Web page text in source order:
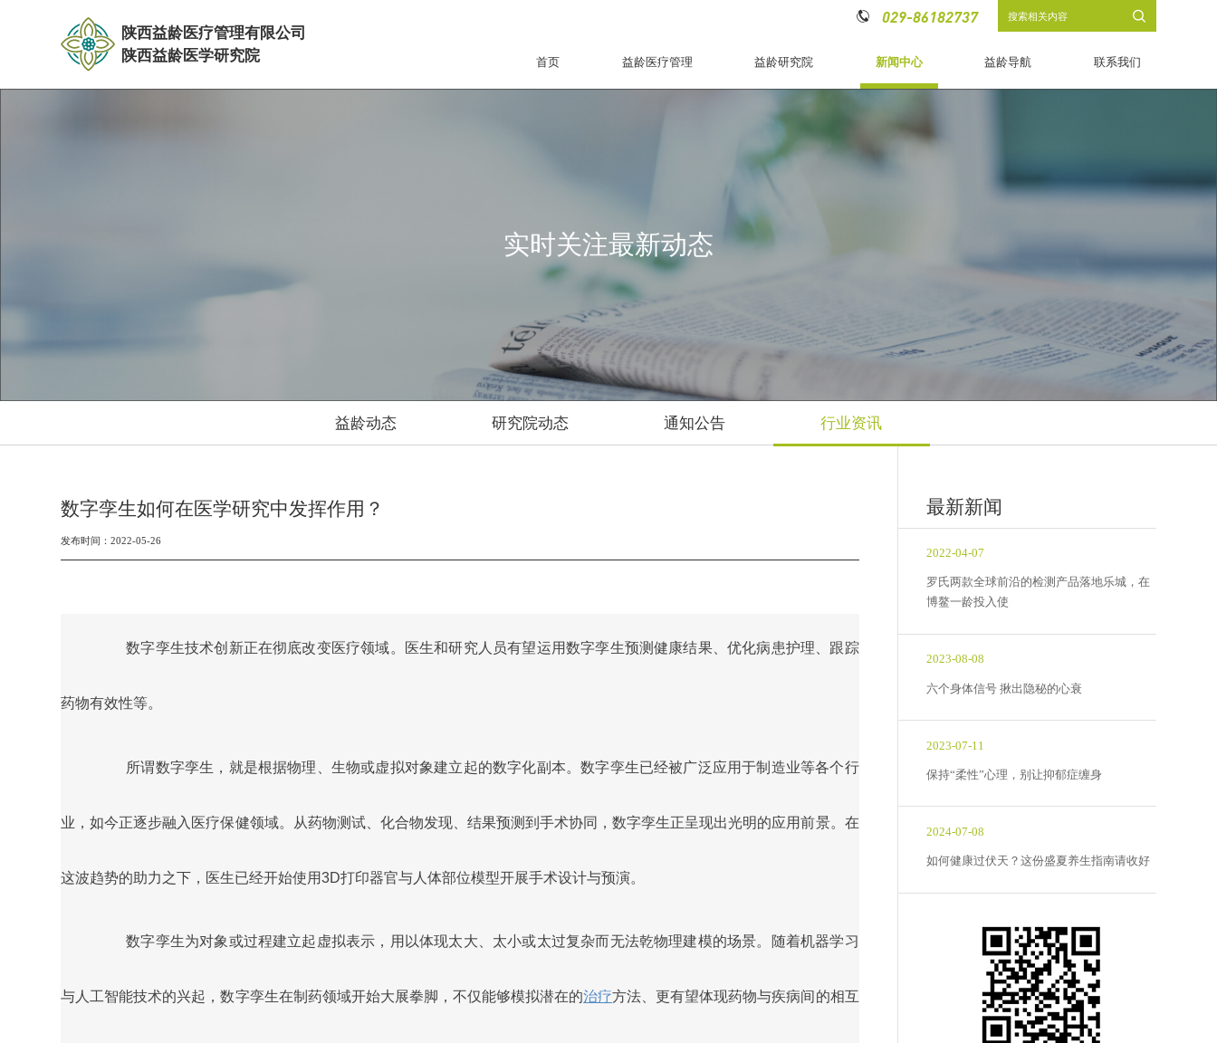
陕西益龄医疗管理有限公司
陕西益龄医学研究院
 029-86182737 
首页 益龄医疗管理 益龄研究院 新闻中心 益龄导航 联系我们
实时关注最新动态
益龄动态 研究院动态 通知公告 行业资讯
数字孪生如何在医学研究中发挥作用？
发布时间：2022-05-26
数字孪生技术创新正在彻底改变医疗领域。医生和研究人员有望运用数字孪生预测健康结果、优化病患护理、跟踪
药物有效性等。
所谓数字孪生，就是根据物理、生物或虚拟对象建立起的数字化副本。数字孪生已经被广泛应用于制造业等各个行
业，如今正逐步融入医疗保健领域。从药物测试、化合物发现、结果预测到手术协同，数字孪生正呈现出光明的应用前景。在
这波趋势的助力之下，医生已经开始使用3D打印器官与人体部位模型开展手术设计与预演。
数字孪生为对象或过程建立起虚拟表示，用以体现太大、太小或太过复杂而无法乾物理建模的场景。随着机器学习
与人工智能技术的兴起，数字孪生在制药领域开始大展拳脚，不仅能够模拟潜在的治疗方法、更有望体现药物与疾病间的相互
最新新闻
2022-04-07
罗氏两款全球前沿的检测产品落地乐城，在
博鳌一龄投入使
2023-08-08
六个身体信号 揪出隐秘的心衰
2023-07-11
保持“柔性”心理，别让抑郁症缠身
2024-07-08
如何健康过伏天？这份盛夏养生指南请收好